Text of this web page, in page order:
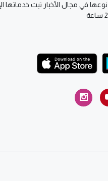
في مجال الأخبار تبث خدماتها